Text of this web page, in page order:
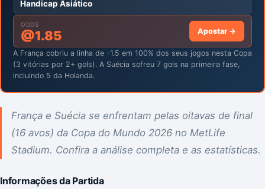
Handicap Asiático
ODDS
@1.85 Apostar →
A França cobriu a linha de -1.5 em 100% dos seus jogos nesta Copa
(3 vitórias por 2+ gols). A Suécia sofreu 7 gols na primeira fase,
incluindo 5 da Holanda.
França e Suécia se enfrentam pelas oitavas de final
(16 avos) da Copa do Mundo 2026 no MetLife
Stadium. Confira a análise completa e as estatísticas.
Informações da Partida